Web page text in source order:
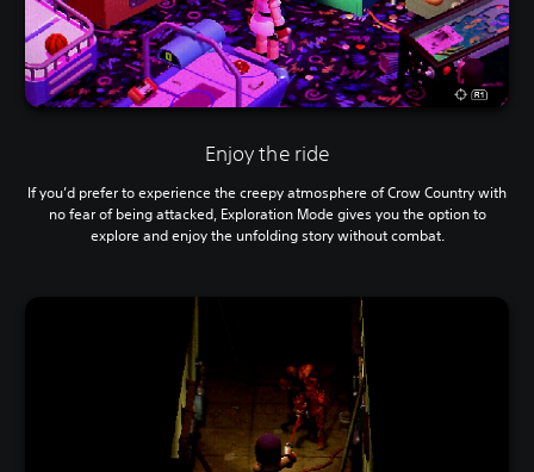
Enjoy the ride
If you’d prefer to experience the creepy atmosphere of Crow Country with
no fear of being attacked, Exploration Mode gives you the option to
explore and enjoy the unfolding story without combat.